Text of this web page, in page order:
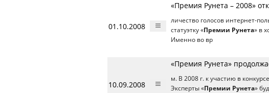
01.10.2008
«Премия Рунета – 2008»
личество голосов интернет-
статуэтку «Премии Рунета» в
Именно во вр
10.09.2008
«Премия Рунета»
м. В 2008 г. к участию в
Эксперты «Премии Рунета»